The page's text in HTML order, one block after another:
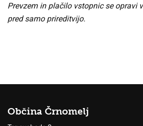
Prevzem in plačilo vstopnic se opravi
pred samo prireditvijo.
Občina Črnomelj